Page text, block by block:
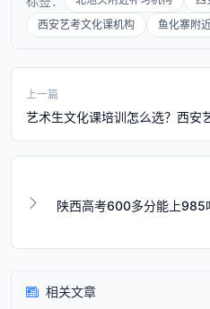
西安艺考文化课机构
鱼化寨附
上一篇
艺术生文化课培训怎么选？西安
陕西高考600多分能上
相关文章